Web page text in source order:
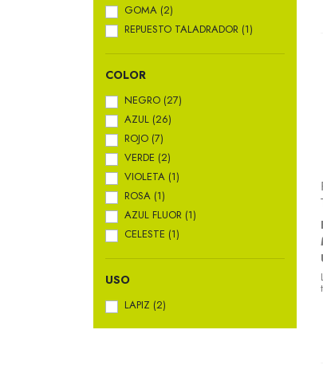
GOMA (2)
REPUESTO TALADRADOR (1)
COLOR
NEGRO (27)
AZUL (26)
ROJO (7)
VERDE (2)
VIOLETA (1)
ROSA (1)
AZUL FLUOR (1)
CELESTE (1)
USO
LAPIZ (2)